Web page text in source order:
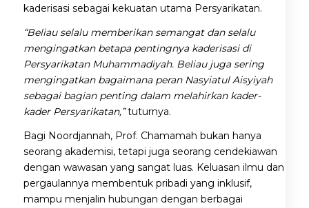
kaderisasi sebagai kekuatan utama Persyarikatan.
“Beliau selalu memberikan semangat dan selalu
mengingatkan betapa pentingnya kaderisasi di
Persyarikatan Muhammadiyah. Beliau juga sering
mengingatkan bagaimana peran Nasyiatul Aisyiyah
sebagai bagian penting dalam melahirkan kader-
kader Persyarikatan,”tuturnya.
Bagi Noordjannah, Prof. Chamamah bukan hanya
seorang akademisi, tetapi juga seorang cendekiawan
dengan wawasan yang sangat luas. Keluasan ilmu dan
pergaulannya membentuk pribadi yang inklusif,
mampu menjalin hubungan dengan berbagai